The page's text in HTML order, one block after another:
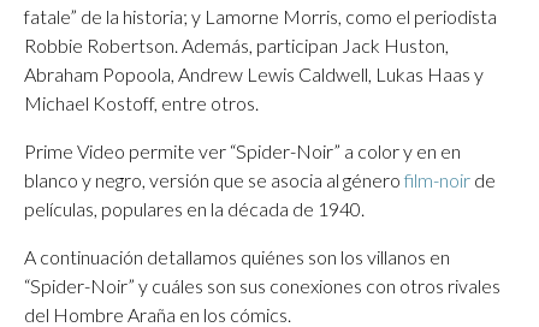
fatale” de la historia; y Lamorne Morris, como el periodista
Robbie Robertson. Además, participan Jack Huston,
Abraham Popoola, Andrew Lewis Caldwell, Lukas Haas y
Michael Kostoff, entre otros.
Prime Video permite ver “Spider-Noir” a color y en en
blanco y negro, versión que se asocia al género film-noir de
películas, populares en la década de 1940.
A continuación detallamos quiénes son los villanos en
“Spider-Noir” y cuáles son sus conexiones con otros rivales
del Hombre Araña en los cómics.